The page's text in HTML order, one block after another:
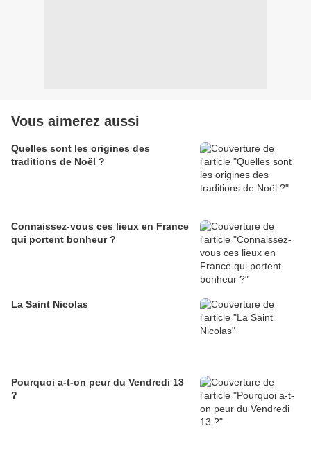
Vous aimerez aussi
Quelles sont les origines des
traditions de Noël ?
Connaissez-vous ces lieux en France
qui portent bonheur ?
La Saint Nicolas
Pourquoi a-t-on peur du Vendredi 13
?